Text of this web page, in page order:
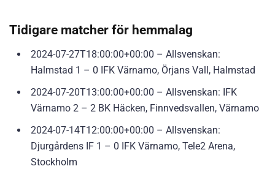
Tidigare matcher för hemmalag
2024-07-27T18:00:00+00:00 – Allsvenskan:
Halmstad 1 – 0 IFK Värnamo, Örjans Vall, Halmstad
2024-07-20T13:00:00+00:00 – Allsvenskan: IFK
Värnamo 2 – 2 BK Häcken, Finnvedsvallen, Värnamo
2024-07-14T12:00:00+00:00 – Allsvenskan:
Djurgårdens IF 1 – 0 IFK Värnamo, Tele2 Arena,
Stockholm